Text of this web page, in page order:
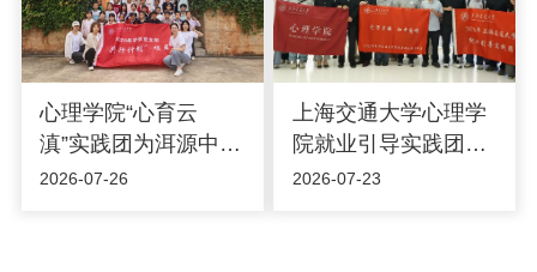
心理学院“心育云
滇”实践团为洱源中小
学生开展心理团体辅
2026-07-26
上海交通大学心理学
院就业引导实践团赴
岩山科技参访交流
2026-07-23